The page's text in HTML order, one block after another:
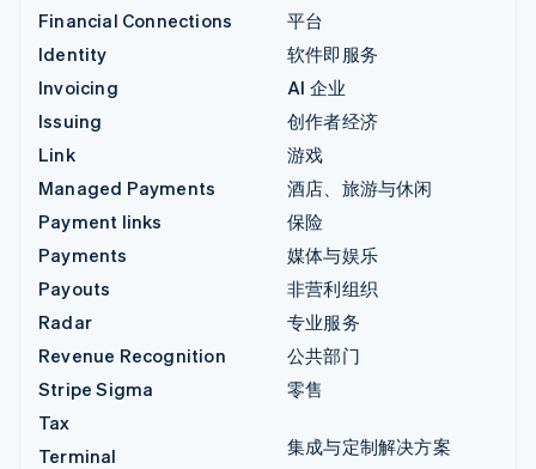
Financial Connections
Identity
Invoicing
Issuing
Link
Managed Payments
Payment links
Payments
Payouts
Radar
Revenue Recognition
Stripe Sigma
Tax
Terminal
平台
软件即服务
AI 企业
创作者经济
游戏
酒店、旅游与休闲
保险
媒体与娱乐
非营利组织
专业服务
公共部门
零售
集成与定制解决方案